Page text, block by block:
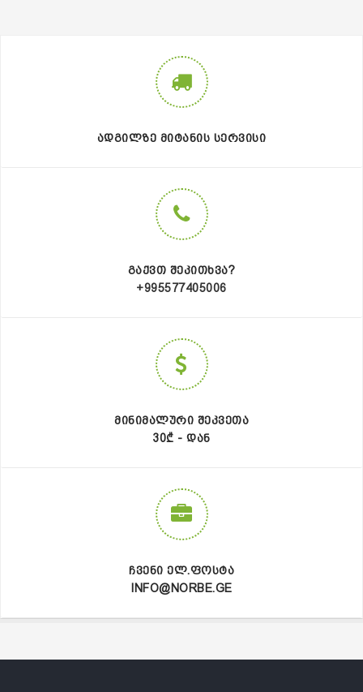
ᲐᲓᲒᲘᲚᲖᲔ ᲛᲘᲢᲐᲜᲘᲡ ᲡᲔᲠᲕᲘᲡᲘ
ᲒᲐᲥᲕᲗ ᲨᲔᲙᲘᲗᲮᲕᲐ?
+995577405006
ᲛᲘᲜᲘᲛᲐᲚᲣᲠᲘ ᲨᲔᲙᲕᲔᲗᲐ
30₾ - ᲓᲐᲜ
ᲩᲕᲔᲜᲘ ᲔᲚ.ᲤᲝᲡᲢᲐ
INFO@NORBE.GE